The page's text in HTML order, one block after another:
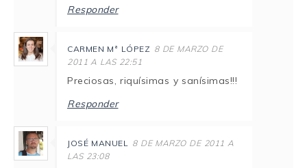
Responder
CARMEN Mª LÓPEZ 8 DE MARZO DE
2011 A LAS 22:51
Preciosas, riquísimas y sanísimas!!!
Responder
JOSÉ MANUEL 8 DE MARZO DE 2011 A
LAS 23:08